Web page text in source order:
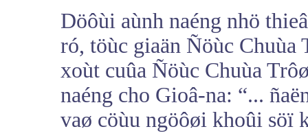
Döôùi aùnh naéng nhö
ró, töùc giaän Ñöùc Chuùa
xoùt cuûa Ñöùc Chuùa
naéng cho Gioâ-na: “...
vaø cöùu ngöôøi khoûi söï